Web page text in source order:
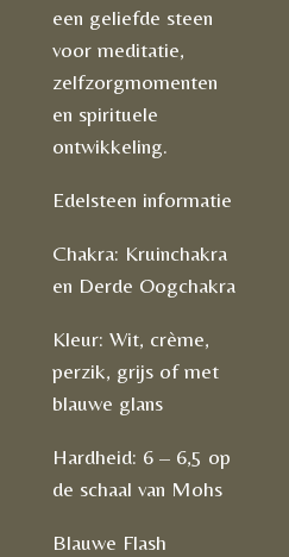
een geliefde steen
voor meditatie,
zelfzorgmomenten
en spirituele
ontwikkeling.
Edelsteen informatie
Chakra: Kruinchakra
en Derde Oogchakra
Kleur: Wit, crème,
perzik, grijs of met
blauwe glans
Hardheid: 6 – 6,5 op
de schaal van Mohs
Blauwe Flash